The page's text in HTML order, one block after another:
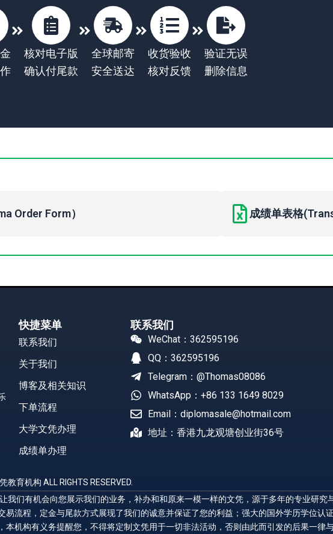
核对电子版
确认付尾款
全球邮寄
安全送达
收货验收
核对反馈
验证无误
删除信息
Order Form） 成绩单表格
快捷菜单
联系我们
关于我们
博客及相关知识
下单流程
大学文凭办理
成绩单办理
联系我们
WeChat：362595196
QQ：362595196
Telegram：@Thomas08086
WhatsApp：+86 133 1649 8029
Email：diplomasale@hotmail.com
地址：香港九龙观塘创业街36号
育机构 ALL RIGHTS RESERVED.
我们有机会向您展示我们的业务，补办和和原来一模一样的文凭，源于多年的专业研究
易流程，定金与尾款方式展现了我们的诚意并保证了您的利益；强大的国外学历学位
本机构有义务提醒您，不得将定制文凭用于一切非法活动，否则由此而引发的后果一